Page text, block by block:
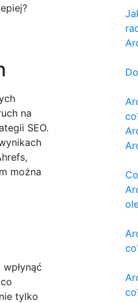
na
SEO.
można
tylko